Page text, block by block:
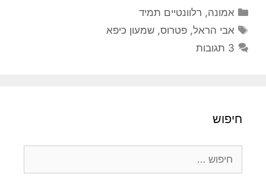
קטגוריות
אמונה, רלוונטיים תמיד
תגיות
אבי הראל,פטרוס,שמעון כיפא
3 תגובות
חיפוש